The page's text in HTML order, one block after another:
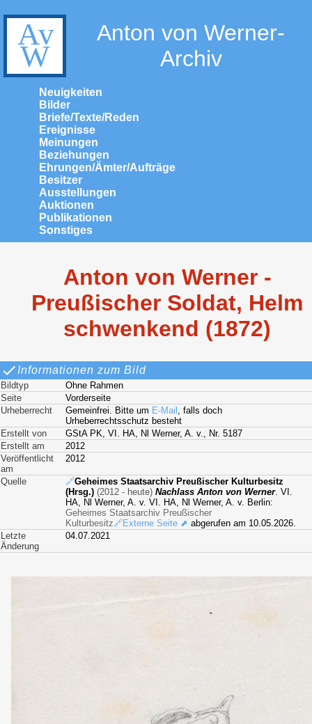
Anton von Werner-
Archiv
Neuigkeiten
Bilder
Briefe/Texte/Reden
Ereignisse
Meinungen
Beziehungen
Ehrungen/Ämter/Aufträge
Besitzer
Ausstellungen
Auktionen
Publikationen
Sonstiges
Anton von Werner -
Preußischer Soldat, Helm
schwenkend (1872)
Informationen zum Bild
Bildtyp
Ohne Rahmen
Seite
Vorderseite
Urheberrecht
Gemeinfrei. Bitte um E-Mail , falls doch
Urheberrechtsschutz besteht
Erstellt von
GStA PK, VI. HA, Nl Werner, A. v., Nr. 5187
Erstellt am
2012
Veröffentlicht
am
2012
Quelle 🔗Geheimes Staatsarchiv Preußischer Kulturbesitz
(Hrsg.) (2012 - heute) Nachlass Anton von Werner. VI.
HA, Nl Werner, A. v. VI. HA, Nl Werner, A. v. Berlin:
Geheimes Staatsarchiv Preußischer
Kulturbesitz🔗Externe Seite ⬈ abgerufen am 10.05.2026.
Letzte
Änderung
04.07.2021